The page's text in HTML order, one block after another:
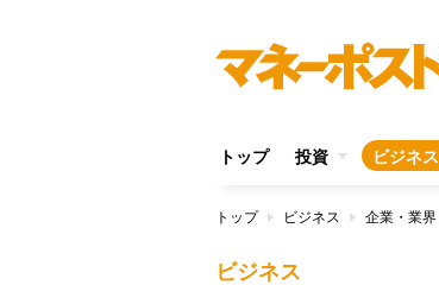
トップ 投資 ビジネス
トップ ビジネス 企業・業界
ビジネス